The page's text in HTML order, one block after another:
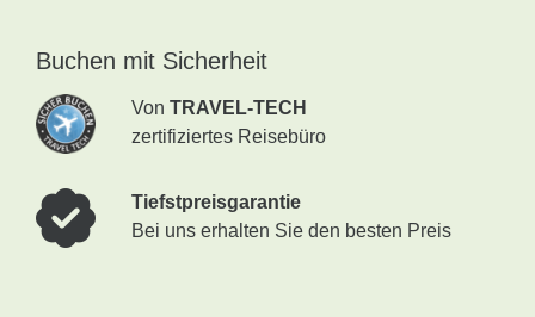
Buchen mit Sicherheit
Von TRAVEL-TECH
zertifiziertes Reisebüro
Tiefstpreisgarantie
Bei uns erhalten Sie den besten Preis